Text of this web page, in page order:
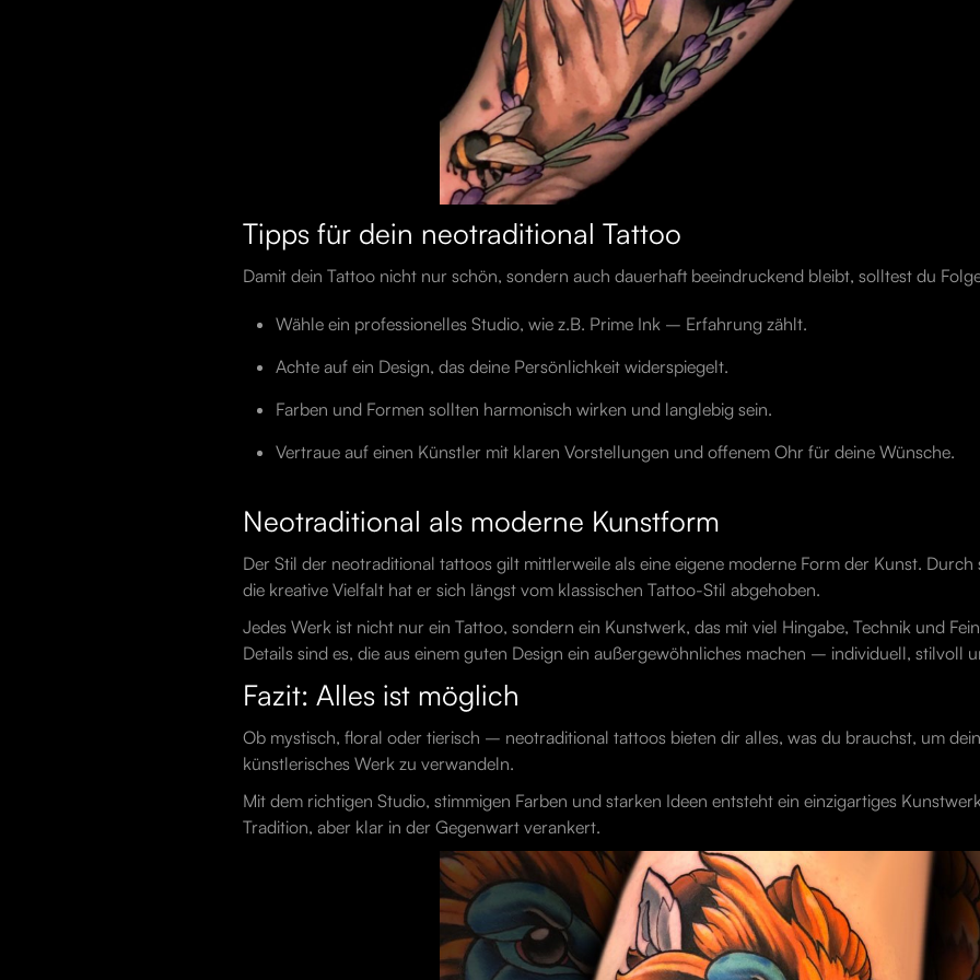
Tipps für dein neotraditional Tattoo
Damit dein Tattoo nicht nur schön, sondern auch dauerhaft beeindruckend bleibt, solltest du
Wähle ein professionelles Studio, wie z.B. Prime Ink – Erfahrung zählt.
Achte auf ein Design, das deine Persönlichkeit widerspiegelt.
Farben und Formen sollten harmonisch wirken und langlebig sein.
Vertraue auf einen Künstler mit klaren Vorstellungen und offenem Ohr für deine Wünsche.
Neotraditional als moderne Kunstform
Der Stil der neotraditional tattoos gilt mittlerweile als eine eigene moderne Form der Kunst. Durch
die kreative Vielfalt hat er sich längst vom klassischen Tattoo-Stil abgehoben.
Jedes Werk ist nicht nur ein Tattoo, sondern ein Kunstwerk, das mit viel Hingabe, Technik und
Details sind es, die aus einem guten Design ein außergewöhnliches machen – individuell, stilvoll
Fazit: Alles ist möglich
Ob mystisch, floral oder tierisch – neotraditional tattoos bieten dir alles, was du brauchst, um
künstlerisches Werk zu verwandeln.
Mit dem richtigen Studio, stimmigen Farben und starken Ideen entsteht ein einzigartiges
Tradition, aber klar in der Gegenwart verankert.